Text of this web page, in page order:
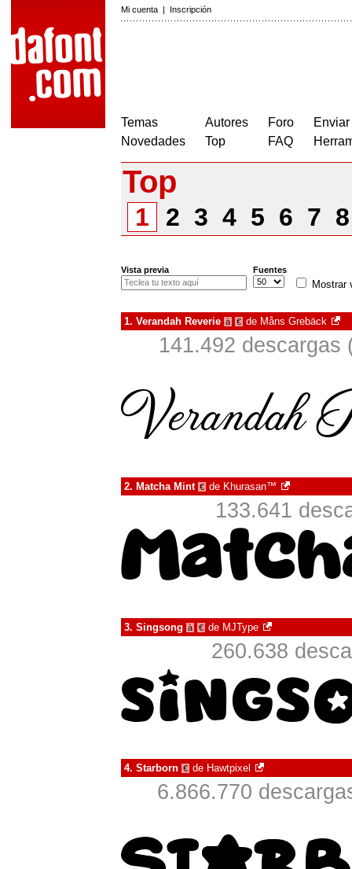
Mi cuenta | Inscripción
Temas
Novedades
Autores
Top
Foro
FAQ
Top
1 2 3 4 5 6 7
Vista previa Fuentes
Mostrar
1. Verandah Reverie à € de Måns Grebäck
141.492 descargas
2. Matcha Mint € de Khurasan™
133.641
3. Singsong à € de MJType
260.638
4. Starborn € de Hawtpixel
6.866.770